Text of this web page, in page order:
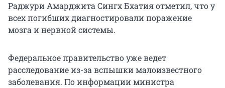
Раджури Амарджита Сингх Бхатия отметил, что у
всех погибших диагностировали поражение
мозга и нервной системы.
Федеральное правительство уже ведет
расследование из-за вспышки малоизвестного
заболевания. По информации министра